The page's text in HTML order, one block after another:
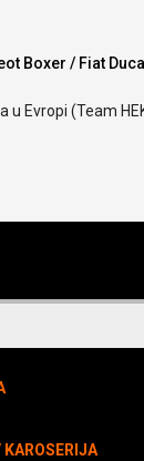
Boxer / Fiat
Evropi (Team
KAROSERIJA